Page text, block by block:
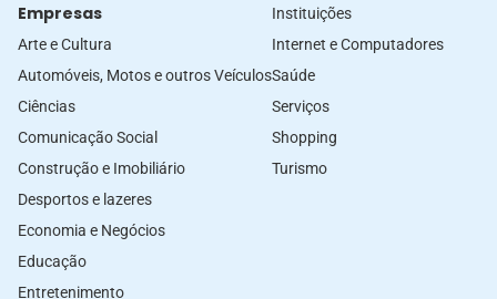
Empresas
Arte e Cultura
Automóveis, Motos e outros Veículos
Ciências
Comunicação Social
Construção e Imobiliário
Desportos e lazeres
Economia e Negócios
Educação
Entretenimento
Instituições
Internet e Computadores
Saúde
Serviços
Shopping
Turismo